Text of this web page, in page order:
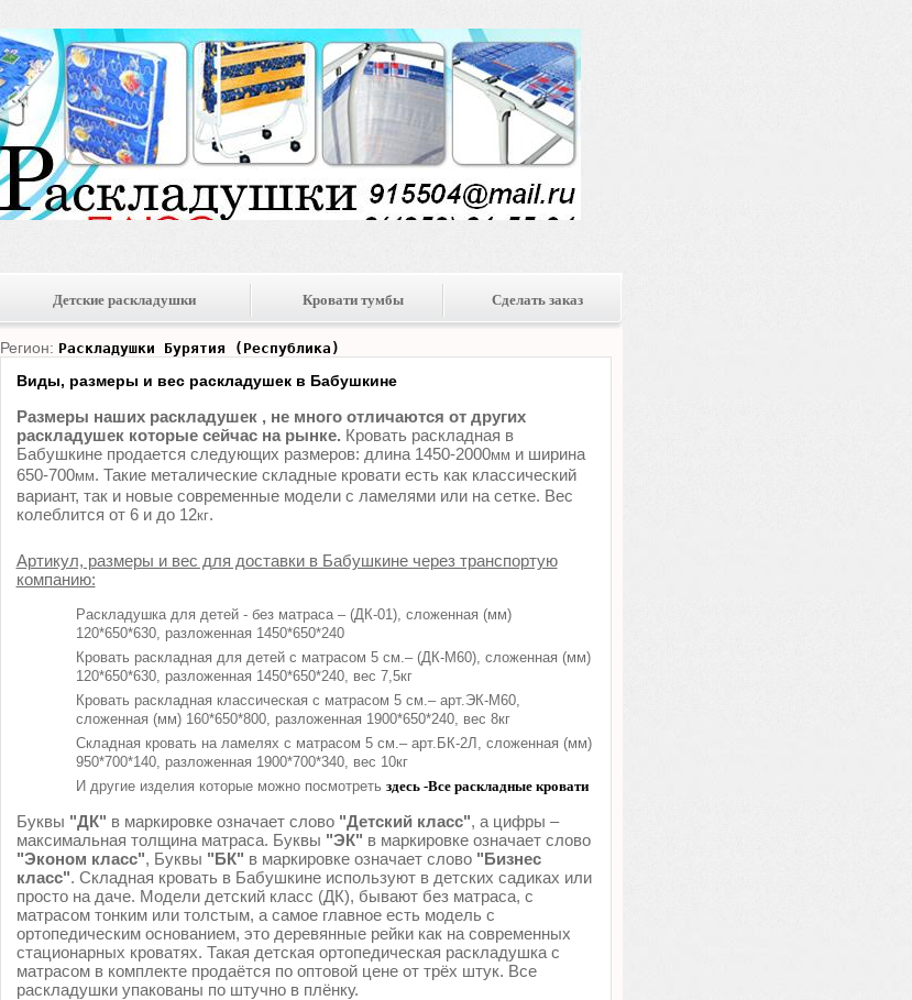
Детские раскладушки Кровати тумбы Сделать заказ
Регион: Раскладушки Бурятия (Республика)
Виды, размеры и вес раскладушек в Бабушкине
Размеры наших раскладушек , не много отличаются от других
раскладушек которые сейчас на рынке. Кровать раскладная в
Бабушкине продается следующих размеров: длина 1450-2000мм и ширина
650-700мм. Такие металические складные кровати есть как классический
вариант, так и новые современные модели с ламелями или на сетке. Вес
колеблится от 6 и до 12кг.
Артикул, размеры и вес для доставки в Бабушкине через транспортую
компанию:
Раскладушка для детей - без матраса – (ДК-01), сложенная (мм)
120*650*630, разложенная 1450*650*240
Кровать раскладная для детей с матрасом 5 см.– (ДК-М60), сложенная (мм)
120*650*630, разложенная 1450*650*240, вес 7,5кг
Кровать раскладная классическая с матрасом 5 см.– арт.ЭК-М60,
сложенная (мм) 160*650*800, разложенная 1900*650*240, вес 8кг
Складная кровать на ламелях с матрасом 5 см.– арт.БК-2Л, сложенная (мм)
950*700*140, разложенная 1900*700*340, вес 10кг
И другие изделия которые можно посмотреть здесь -Все раскладные кровати
Буквы "ДК" в маркировке означает слово "Детский класс", а цифры –
максимальная толщина матраса. Буквы "ЭК" в маркировке означает слово
"Эконом класс", Буквы "БК" в маркировке означает слово "Бизнес
класс". Складная кровать в Бабушкине используют в детских садиках или
просто на даче. Модели детский класс (ДК), бывают без матраса, с
матрасом тонким или толстым, а самое главное есть модель с
ортопедическим основанием, это деревянные рейки как на современных
стационарных кроватях. Такая детская ортопедическая раскладушка с
матрасом в комплекте продаётся по оптовой цене от трёх штук. Все
раскладушки упакованы по штучно в плёнку.